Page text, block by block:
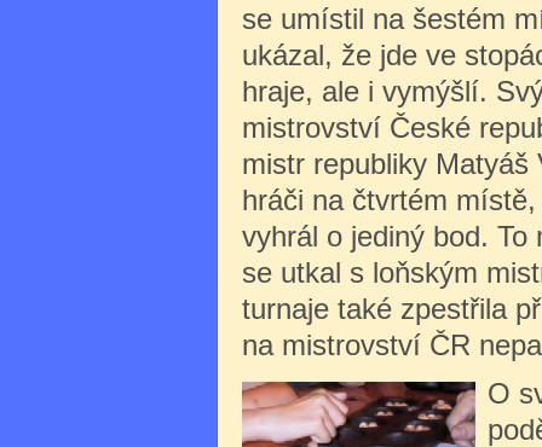
se umístil na šestém
ukázal, že jde ve
hraje, ale i vymýšlí.
mistrovství České
mistr republiky Matyáš
hráči na čtvrtém
vyhrál o jediný bod.
se utkal s loňským
turnaje také zpestřila
na mistrovství ČR
O